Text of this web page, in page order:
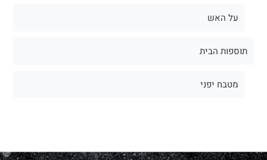
על האש
תוספות הבית
מטבח יפני